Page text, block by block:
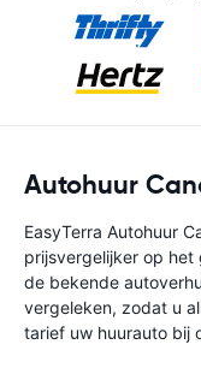
Autohuur
EasyTerra Autohuur
prijsvergelijker op het
de bekende
vergeleken, zodat u
tarief uw huurauto bij